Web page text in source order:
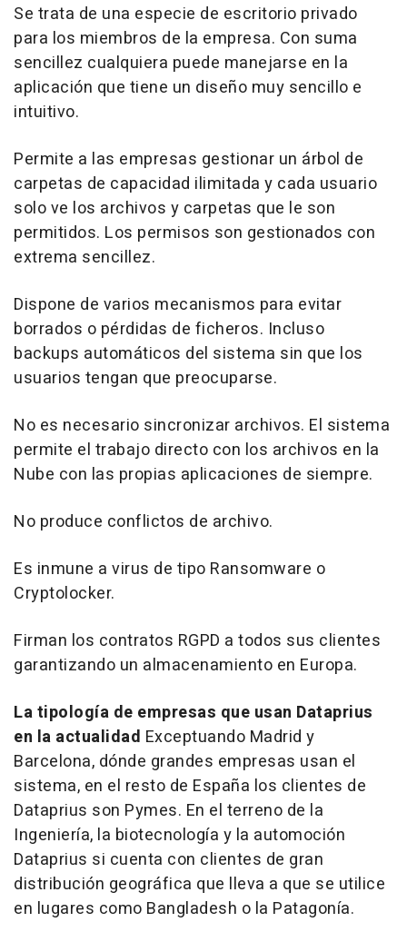
Se trata de una especie de escritorio privado
para los miembros de la empresa. Con suma
sencillez cualquiera puede manejarse en la
aplicación que tiene un diseño muy sencillo e
intuitivo.
Permite a las empresas gestionar un árbol de
carpetas de capacidad ilimitada y cada usuario
solo ve los archivos y carpetas que le son
permitidos. Los permisos son gestionados con
extrema sencillez.
Dispone de varios mecanismos para evitar
borrados o pérdidas de ficheros. Incluso
backups automáticos del sistema sin que los
usuarios tengan que preocuparse.
No es necesario sincronizar archivos. El sistema
permite el trabajo directo con los archivos en la
Nube con las propias aplicaciones de siempre.
No produce conflictos de archivo.
Es inmune a virus de tipo Ransomware o
Cryptolocker.
Firman los contratos RGPD a todos sus clientes
garantizando un almacenamiento en Europa.
La tipología de empresas que usan Dataprius
en la actualidad Exceptuando Madrid y
Barcelona, dónde grandes empresas usan el
sistema, en el resto de España los clientes de
Dataprius son Pymes. En el terreno de la
Ingeniería, la biotecnología y la automoción
Dataprius si cuenta con clientes de gran
distribución geográfica que lleva a que se utilice
en lugares como Bangladesh o la Patagonía.